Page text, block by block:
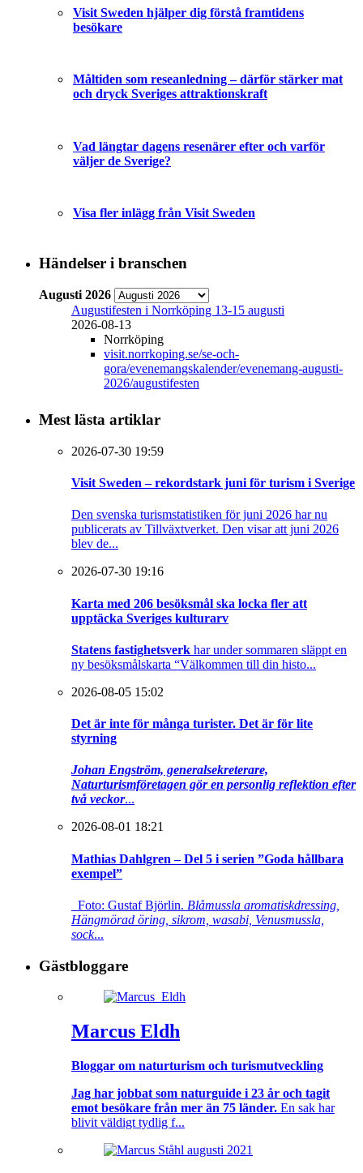
Visit Sweden hjälper dig förstå framtidens
besökare
Måltiden som reseanledning – därför stärker mat
och dryck Sveriges attraktionskraft
Vad längtar dagens resenärer efter och varför
väljer de Sverige?
Visa fler inlägg från Visit Sweden
Händelser i branschen
Augusti 2026
Augustifesten i Norrköping 13-15 augusti
2026-08-13
Norrköping
visit.norrkoping.se/se-och-
gora/evenemangskalender/evenemang-augusti-
2026/augustifesten
Mest lästa artiklar
2026-07-30 19:59
Visit Sweden – rekordstark juni för turism i Sverige
Den svenska turismstatistiken för juni 2026 har nu
publicerats av Tillväxtverket. Den visar att juni 2026
blev de...
2026-07-30 19:16
Karta med 206 besöksmål ska locka fler att
upptäcka Sveriges kulturarv
Statens fastighetsverk har under sommaren släppt en
ny besöksmålskarta “Välkommen till din histo...
2026-08-05 15:02
Det är inte för många turister. Det är för lite
styrning
Johan Engström, generalsekreterare,
Naturturismföretagen gör en personlig reflektion efter
två veckor...
2026-08-01 18:21
Mathias Dahlgren – Del 5 i serien ”Goda hållbara
exempel”
Foto: Gustaf Björlin. Blåmussla aromatiskdressing,
Hängmörad öring, sikrom, wasabi, Venusmussla,
sock...
Gästbloggare
Marcus Eldh
Bloggar om naturturism och turismutveckling
Jag har jobbat som naturguide i 23 år och tagit
emot besökare från mer än 75 länder. En sak har
blivit väldigt tydlig f...